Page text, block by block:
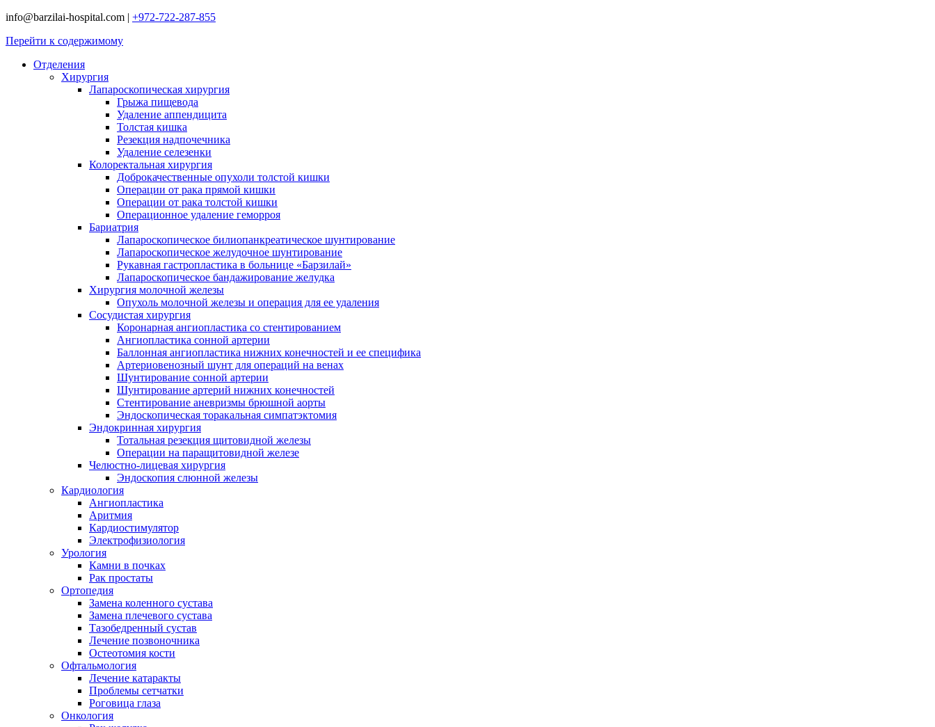
info@barzilai-hospital.com | +972-722-287-855
Перейти к содержимому
Отделения
Хирургия
Лапароскопическая хирургия
Грыжа пищевода
Удаление аппендицита
Толстая кишка
Резекция надпочечника
Удаление селезенки
Колоректальная хирургия
Доброкачественные опухоли толстой кишки
Операции от рака прямой кишки
Операции от рака толстой кишки
Операционное удаление геморроя
Бариатрия
Лапароскопическое билиопанкреатическое шунтирование
Лапароскопическое желудочное шунтирование
Рукавная гастропластика в больнице «Барзилай»
Лапароскопическое бандажирование желудка
Хирургия молочной железы
Опухоль молочной железы и операция для ее удаления
Сосудистая хирургия
Коронарная ангиопластика со стентированием
Ангиопластика сонной артерии
Баллонная ангиопластика нижних конечностей и ее специфика
Артериовенозный шунт для операций на венах
Шунтирование сонной артерии
Шунтирование артерий нижних конечностей
Стентирование аневризмы брюшной аорты
Эндоскопическая торакальная симпатэктомия
Эндокринная хирургия
Тотальная резекция щитовидной железы
Операции на паращитовидной железе
Челюстно-лицевая хирургия
Эндоскопия слюнной железы
Кардиология
Ангиопластика
Аритмия
Кардиостимулятор
Электрофизиология
Урология
Камни в почках
Рак простаты
Ортопедия
Замена коленного сустава
Замена плечевого сустава
Тазобедренный сустав
Лечение позвоночника
Остеотомия кости
Офтальмология
Лечение катаракты
Проблемы сетчатки
Роговица глаза
Онкология